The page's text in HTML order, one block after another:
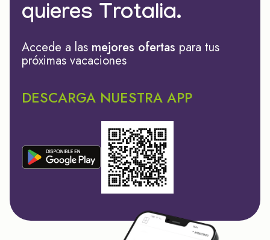
quieres Trotalia.
Accede a las mejores ofertas para tus
próximas vacaciones
DESCARGA NUESTRA APP